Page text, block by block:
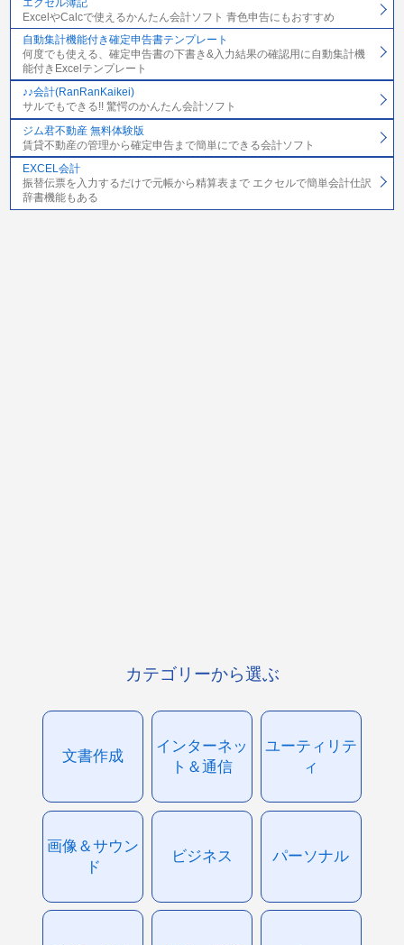
ExcelやCalcで使えるかんたん会計ソフト 青色申告にもおすすめ
自動集計機能付き確定申告書テンプレート
何度でも使える、確定申告書の下書き&入力結果の確認用に自動集計機
能付きExcelテンプレート
♪♪会計(RanRanKaikei)
サルでもできる!! 驚愕のかんたん会計ソフト
ジム君不動産 無料体験版
賃貸不動産の管理から確定申告まで簡単にできる会計ソフト
EXCEL会計
振替伝票を入力するだけで元帳から精算表まで エクセルで簡単会計仕訳
辞書機能もある
カテゴリーから選ぶ
文書作成
インターネッ
ト＆通信
ユーティリテ
ィ
画像＆サウン
ド
ビジネス パーソナル